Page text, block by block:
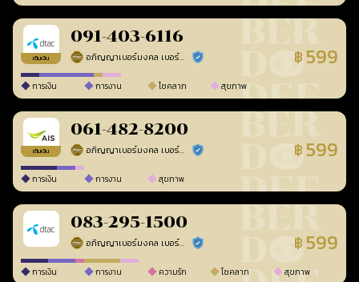
เติมเงิน
091-403-6116
อภิญญาเบอร์มงคล เบอร์สวยเลขศาสตร์ ร้านยืนยันแล้ว ฿ 599
การเงิน การงาน โชคลาภ สุขภาพ
เติมเงิน
061-482-8200
อภิญญาเบอร์มงคล เบอร์สวยเลขศาสตร์ ร้านยืนยันแล้ว ฿ 599
การเงิน การงาน สุขภาพ
083-295-1500
อภิญญาเบอร์มงคล เบอร์สวยเลขศาสตร์ ร้านยืนยันแล้ว ฿ 599
การเงิน การงาน ความรัก โชคลาภ สุขภาพ